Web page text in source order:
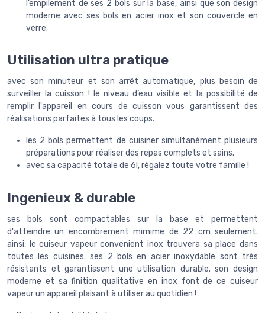
l’empilement de ses 2 bols sur la base, ainsi que son design
moderne avec ses bols en acier inox et son couvercle en
verre.
Utilisation ultra pratique
avec son minuteur et son arrêt automatique, plus besoin de
surveiller la cuisson ! le niveau d’eau visible et la possibilité de
remplir l'appareil en cours de cuisson vous garantissent des
réalisations parfaites à tous les coups.
les 2 bols permettent de cuisiner simultanément plusieurs
préparations pour réaliser des repas complets et sains.
avec sa capacité totale de 6l, régalez toute votre famille !
Ingenieux & durable
ses bols sont compactables sur la base et permettent
d'atteindre un encombrement mimime de 22 cm seulement.
ainsi, le cuiseur vapeur convenient inox trouvera sa place dans
toutes les cuisines. ses 2 bols en acier inoxydable sont très
résistants et garantissent une utilisation durable. son design
moderne et sa finition qualitative en inox font de ce cuiseur
vapeur un appareil plaisant à utiliser au quotidien !